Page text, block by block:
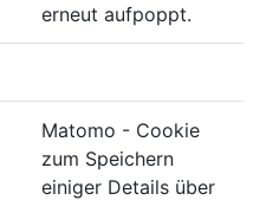
erneut aufpoppt.
Matomo - Cookie
zum Speichern
einiger Details über